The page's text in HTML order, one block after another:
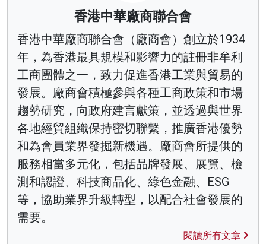
香港中華廠商聯合會
香港中華廠商聯合會（廠商會）創立於1934
年，為香港最具規模和影響力的註冊非牟利
工商團體之一，致力促進香港工業與貿易的
發展。廠商會積極參與各種工商政策和市場
趨勢研究，向政府建言獻策，並透過與世界
各地經貿組織保持密切聯繫，推廣香港優勢
和為會員業界發掘新機遇。廠商會所提供的
服務相當多元化，包括品牌發展、展覽、檢
測和認證、科技商品化、綠色金融、ESG
等，協助業界升級轉型，以配合社會發展的
需要。
閱讀所有文章